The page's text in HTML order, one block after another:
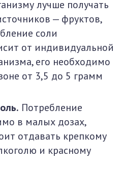
лучше получать
— фруктов,
соли
от индивидуальной
его необходимо
от 3,5 до 5 грамм
Потребление
в малых дозах,
отдавать крепкому
и красному